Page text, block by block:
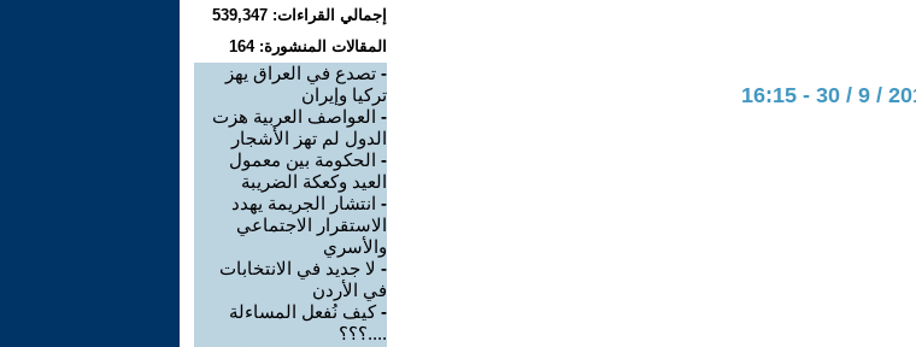
إجمالي القراءات: 539,347
المقالات المنشورة: 164
- تصدع في العراق يهز
تركيا وإيران
- العواصف العربية هزت
الدول لم تهز الأشجار
- الحكومة بين معمول
العيد وكعكة الضريبة
- انتشار الجريمة يهدد
الاستقرار الاجتماعي
والأسري
- لا جديد في الانتخابات
في الأردن
-كيف نُفعل المساءلة
....؟؟؟